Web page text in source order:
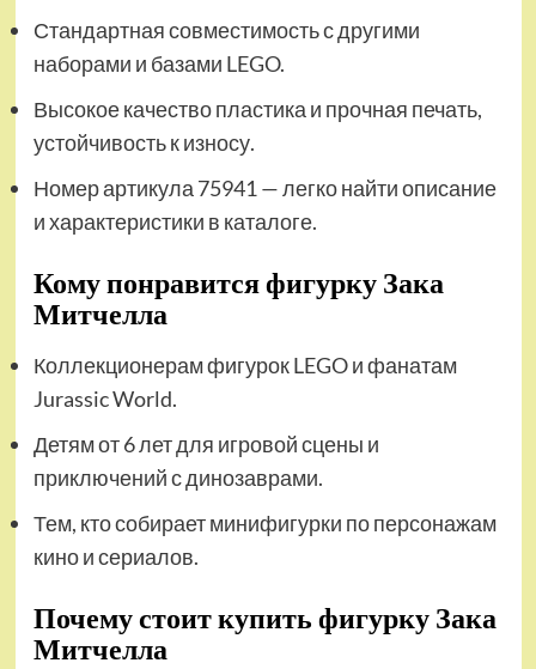
Стандартная совместимость с другими
наборами и базами LEGO.
Высокое качество пластика и прочная печать,
устойчивость к износу.
Номер артикула 75941 — легко найти описание
и характеристики в каталоге.
Кому понравится фигурку Зака
Митчелла
Коллекционерам фигурок LEGO и фанатам
Jurassic World.
Детям от 6 лет для игровой сцены и
приключений с динозаврами.
Тем, кто собирает минифигурки по персонажам
кино и сериалов.
Почему стоит купить фигурку Зака
Митчелла